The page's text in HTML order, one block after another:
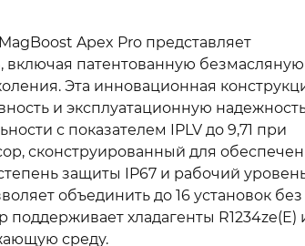
Apex Pro представляет
включая патентованную безмасляную
Эта инновационная
и эксплуатационную
с показателем IPLV до 9,71 при
сконструированный для
защиты IP67 и рабочий
объединить до 16 установок без
хладагенты R1234ze(E)
среду.